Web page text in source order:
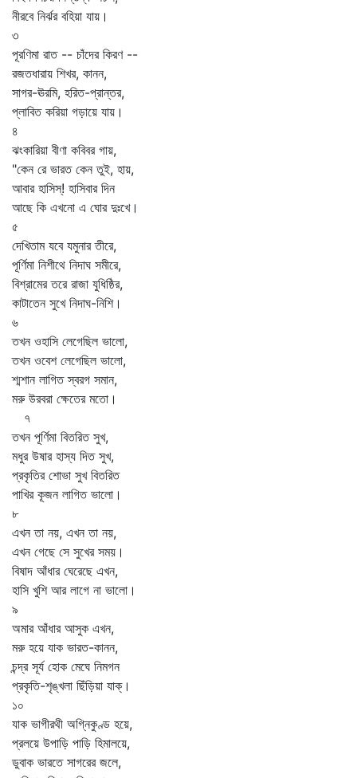
নীরবে নির্ঝর বহিয়া যায়।
৩
পূরণিমা রাত -- চাঁদের কিরণ --
রজতধারায় শিখর, কানন,
সাগর-ঊরমি, হরিত-প্রান্তর,
প্লাবিত করিয়া গড়ায়ে যায়।
৪
ঝংকারিয়া বীণা কবিবর গায়,
"কেন রে ভারত কেন তুই, হায়,
আবার হাসিস্‌! হাসিবার দিন
আছে কি এখনো এ ঘোর দুঃখে।
৫
দেখিতাম যবে যমুনার তীরে,
পূর্ণিমা নিশীথে নিদাঘ সমীরে,
বিশ্রামের তরে রাজা যুধিষ্ঠির,
কাটাতেন সুখে নিদাঘ-নিশি।
৬
তখন ওহাসি লেগেছিল ভালো,
তখন ওবেশ লেগেছিল ভালো,
শ্মশান লাগিত স্বরগ সমান,
মরু উরবরা ক্ষেতের মতো।
৭
তখন পূর্ণিমা বিতরিত সুখ,
মধুর উষার হাস্য দিত সুখ,
প্রকৃতির শোভা সুখ বিতরিত
পাখির কূজন লাগিত ভালো।
৮
এখন তা নয়, এখন তা নয়,
এখন গেছে সে সুখের সময়।
বিষাদ আঁধার ঘেরেছে এখন,
হাসি খুশি আর লাগে না ভালো।
৯
অমার আঁধার আসুক এখন,
মরু হয়ে যাক ভারত-কানন,
চন্দ্র সূর্য হোক মেঘে নিমগন
প্রকৃতি-শৃঙ্খলা ছিঁড়িয়া যাক্‌।
১০
যাক ভাগীরথী অগ্নিকুণ্ড হয়ে,
প্রলয়ে উপাড়ি পাড়ি হিমালয়ে,
ডুবাক ভারতে সাগরের জলে,